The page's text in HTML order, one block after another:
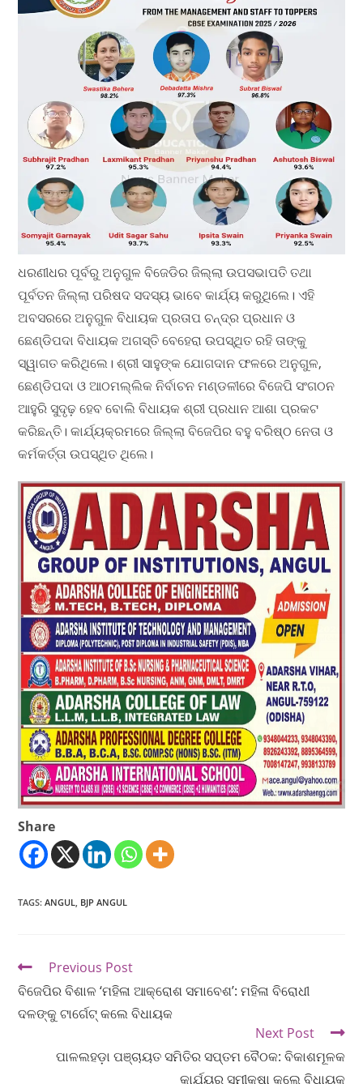
ଧରଣୀଧର ପୂର୍ବରୁ ଅନୁଗୁଳ ବିଜେଡିର ଜିଲ୍ଲା ଉପସଭାପତି ତଥା
ପୂର୍ବତନ ଜିଲ୍ଲା ପରିଷଦ ସଦସ୍ୟ ଭାବେ କାର୍ଯ୍ୟ କରୁଥିଲେ। ଏହି
ଅବସରରେ ଅନୁଗୁଳ ବିଧାୟକ ପ୍ରତାପ ଚନ୍ଦ୍ର ପ୍ରଧାନ ଓ
ଛେଣ୍ଡିପଦା ବିଧାୟକ ଅଗସ୍ତି ବେହେରା ଉପସ୍ଥିତ ରହି ତାଙ୍କୁ
ସ୍ୱାଗତ କରିଥିଲେ। ଶ୍ରୀ ସାହୁଙ୍କ ଯୋଗଦାନ ଫଳରେ ଅନୁଗୁଳ,
ଛେଣ୍ଡିପଦା ଓ ଆଠମଲ୍ଲିକ ନିର୍ବାଚନ ମଣ୍ଡଳୀରେ ବିଜେପି ସଂଗଠନ
ଆହୁରି ସୁଦୃଢ଼ ହେବ ବୋଲି ବିଧାୟକ ଶ୍ରୀ ପ୍ରଧାନ ଆଶା ପ୍ରକଟ
କରିଛନ୍ତି। କାର୍ଯ୍ୟକ୍ରମରେ ଜିଲ୍ଲା ବିଜେପିର ବହୁ ବରିଷ୍ଠ ନେତା ଓ
କର୍ମକର୍ତ୍ତା ଉପସ୍ଥିତ ଥିଲେ।
Share
TAGS:ANGUL BJP ANGUL
Previous Post
ବିଜେପିର ବିଶାଳ ‘ମହିଳା ଆକ୍ରୋଶ ସମାବେଶ’: ମହିଳା ବିରୋଧୀ
ଦଳଙ୍କୁ ଟାର୍ଗେଟ୍ କଲେ ବିଧାୟକ
Next Post
ପାଳଲହଡ଼ା ପଞ୍ଚାୟତ ସମିତିର ସପ୍ତମ ବୈଠକ: ବିକାଶମୂଳକ
କାର୍ଯ୍ୟର ସମୀକ୍ଷା କଲେ ବିଧାୟକ